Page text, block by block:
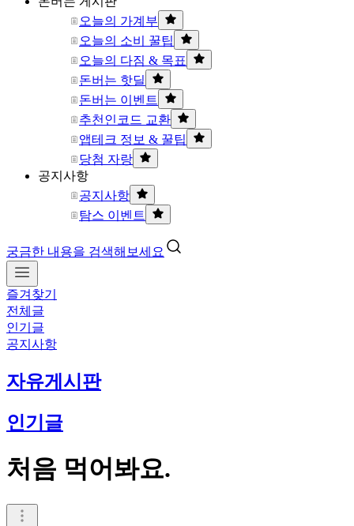
오늘의 가계부
오늘의 소비 꿀팁
오늘의 다짐 & 목표
돈버는 핫딜
돈버는 이벤트
추천인코드 교환
앱테크 정보 & 꿀팁
당첨 자랑
공지사항
공지사항
탐스 이벤트
궁금한 내용을 검색해보세요
즐겨찾기
전체글
인기글
공지사항
자유게시판
인기글
처음 먹어봐요.